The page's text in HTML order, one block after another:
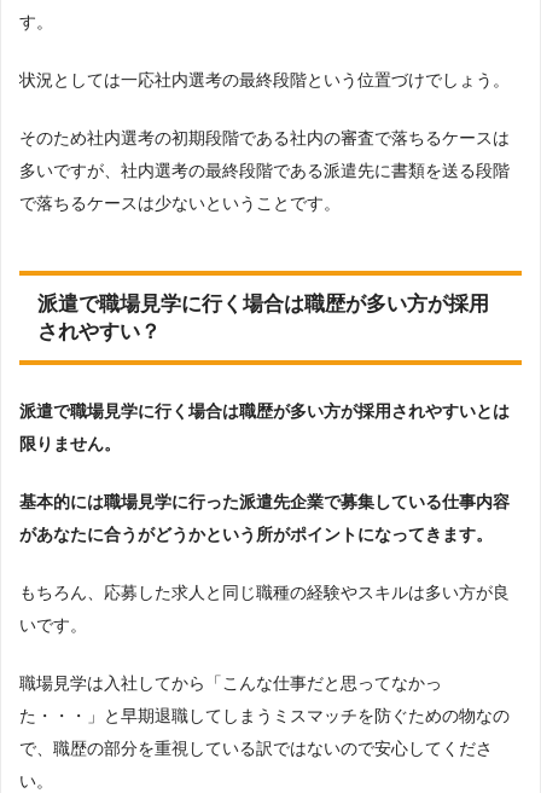
す。
状況としては一応社内選考の最終段階という位置づけでしょう。
そのため社内選考の初期段階である社内の審査で落ちるケースは
多いですが、社内選考の最終段階である派遣先に書類を送る段階
で落ちるケースは少ないということです。
派遣で職場見学に行く場合は職歴が多い方が採用
されやすい？
派遣で職場見学に行く場合は職歴が多い方が採用されやすいとは
限りません。
基本的には職場見学に行った派遣先企業で募集している仕事内容
があなたに合うがどうかという所がポイントになってきます。
もちろん、応募した求人と同じ職種の経験やスキルは多い方が良
いです。
職場見学は入社してから「こんな仕事だと思ってなかっ
た・・・」と早期退職してしまうミスマッチを防ぐための物なの
で、職歴の部分を重視している訳ではないので安心してくださ
い。